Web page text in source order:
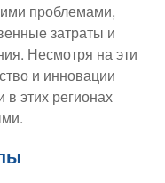
проблемами,
затраты и
Несмотря на эти
и инновации
в этих регионах